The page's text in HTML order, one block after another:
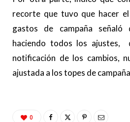
recorte que tuvo que hacer
gastos de campaña señaló
haciendo todos los ajustes,
notificación de los cambios,
ajustada a los topes de
0